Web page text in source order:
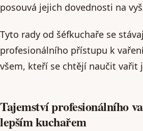
posouvá jejich dovednosti na
Tyto rady od šéfkuchaře se
profesionálního přístupu k
všem, kteří se chtějí naučit vařit
Tajemství profesionálního
lepším kuchařem